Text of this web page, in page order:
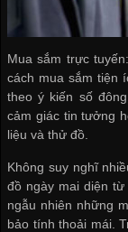
Mua sắm trực
cách mua sắm tiện
theo ý kiến số
cảm giác tin tưởng
liệu và thử đồ.
Không suy nghĩ
đồ ngày mai diện
ngẫu nhiên những
bảo tính thoải mái.